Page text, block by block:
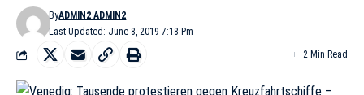
Last Updated: June 8, 2019 7:18 Pm
ByADMIN2 ADMIN2
2 Min Read